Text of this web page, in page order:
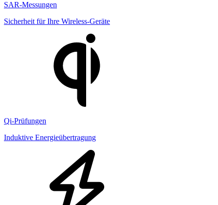
SAR-Messungen
Sicherheit für Ihre Wireless-Geräte
Qi-Prüfungen
Induktive Energieübertragung